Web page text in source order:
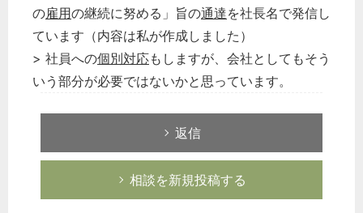
の雇用の継続に努める」旨の通達を社長名で発信し
ています（内容は私が作成しました）
> 社員への個別対応もしますが、会社としてもそう
いう部分が必要ではないかと思っています。
返信
相談を新規投稿する